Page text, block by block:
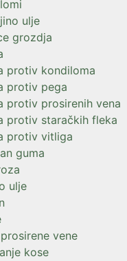
ulje
grozdja
protiv kondiloma
protiv pega
protiv prosirenih vena
protiv staračkih fleka
protiv vitliga
guma
ulje
vene
kose